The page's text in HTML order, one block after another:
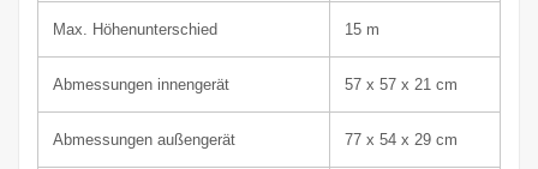
Max. Höhenunterschied 15 m
Abmessungen innengerät 57 x 57 x 21 cm
Abmessungen außengerät 77 x 54 x 29 cm